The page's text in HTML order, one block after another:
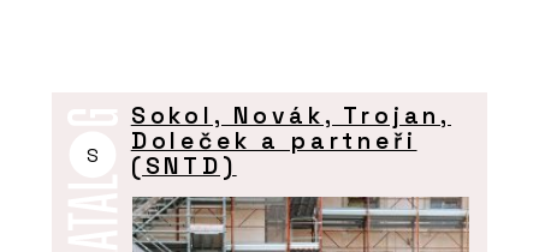
S
Sokol, Novák, Trojan,
Doleček a partneři
(SNTD)